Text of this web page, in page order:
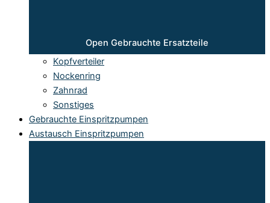
Open Gebrauchte Ersatzteile
Kopfverteiler
Nockenring
Zahnrad
Sonstiges
Gebrauchte Einspritzpumpen
Austausch Einspritzpumpen